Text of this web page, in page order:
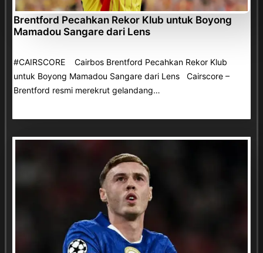
Brentford Pecahkan Rekor Klub untuk Boyong
Mamadou Sangare dari Lens
#CAIRSCORE Cairbos Brentford Pecahkan Rekor Klub
untuk Boyong Mamadou Sangare dari Lens Cairscore –
Brentford resmi merekrut gelandang…